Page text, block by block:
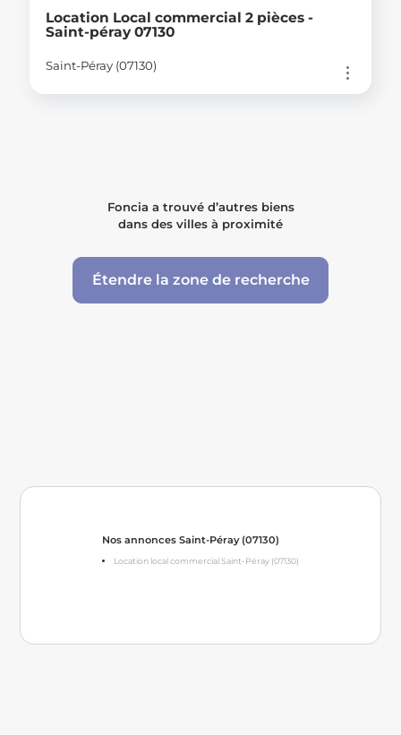
Location Local commercial 2 pièces -
Saint-péray 07130
Saint-Péray (07130)
Foncia a trouvé d’autres biens
dans des villes à proximité
Étendre la zone de recherche
Nos annonces Saint-Péray (07130)
Location local commercial Saint-Péray (07130)